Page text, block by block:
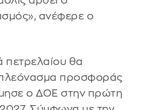
ανέφερε ο
πετρελαίου θα
πλεόνασμα προσφοράς
ο ΔΟΕ στην πρώτη